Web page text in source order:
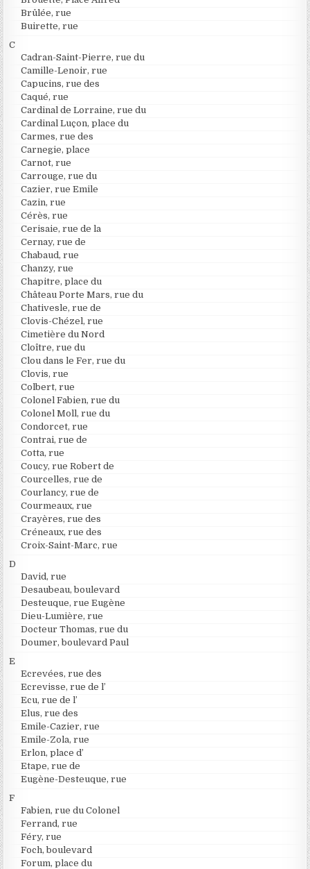
Brûlée, rue
Buirette, rue
C
Cadran-Saint-Pierre, rue du
Camille-Lenoir, rue
Capucins, rue des
Caqué, rue
Cardinal de Lorraine, rue du
Cardinal Luçon, place du
Carmes, rue des
Carnegie, place
Carnot, rue
Carrouge, rue du
Cazier, rue Emile
Cazin, rue
Cérès, rue
Cerisaie, rue de la
Cernay, rue de
Chabaud, rue
Chanzy, rue
Chapitre, place du
Château Porte Mars, rue du
Chativesle, rue de
Clovis-Chézel, rue
Cimetière du Nord
Cloître, rue du
Clou dans le Fer, rue du
Clovis, rue
Colbert, rue
Colonel Fabien, rue du
Colonel Moll, rue du
Condorcet, rue
Contrai, rue de
Cotta, rue
Coucy, rue Robert de
Courcelles, rue de
Courlancy, rue de
Courmeaux, rue
Crayères, rue des
Créneaux, rue des
Croix-Saint-Marc, rue
D
David, rue
Desaubeau, boulevard
Desteuque, rue Eugène
Dieu-Lumière, rue
Docteur Thomas, rue du
Doumer, boulevard Paul
E
Ecrevées, rue des
Ecrevisse, rue de l’
Ecu, rue de l’
Elus, rue des
Emile-Cazier, rue
Emile-Zola, rue
Erlon, place d’
Etape, rue de
Eugène-Desteuque, rue
F
Fabien, rue du Colonel
Ferrand, rue
Féry, rue
Foch, boulevard
Forum, place du